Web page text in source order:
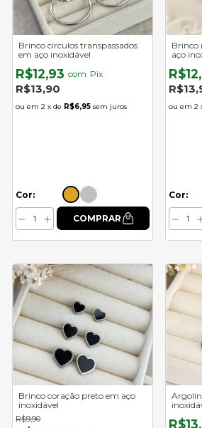
Brinco círculos transpassados
em aço inoxidável
R$12,93 com Pix
R$13,90
2 x de R$6,95 sem juros
Cor:
Brinco
aço
2
Cor:
Brinco coração preto em aço
inoxidável
R$9,90